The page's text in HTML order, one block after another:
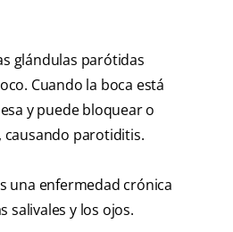
glándulas parótidas
Cuando la boca está
y puede bloquear o
causando parotiditis.
una enfermedad crónica
salivales y los ojos.